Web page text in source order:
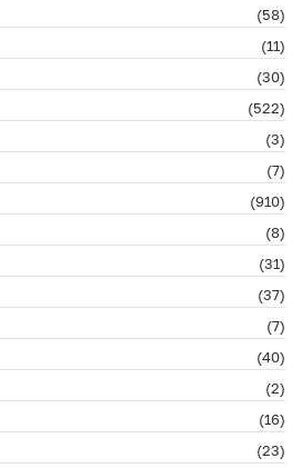
(58)
(11)
(30)
(522)
(3)
(7)
(910)
(8)
(31)
(37)
(7)
(40)
(2)
(16)
(23)